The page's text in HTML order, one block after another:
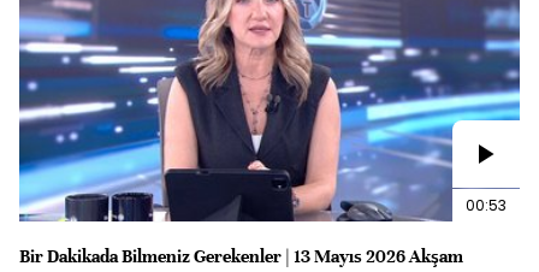
00:53
Bir Dakikada Bilmeniz Gerekenler | 13 Mayıs 2026 Akşam